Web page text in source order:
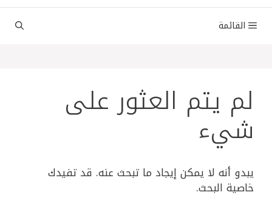
القائمة
لم يتم العثور على
شيء
يبدو أنه لا يمكن إيجاد ما تبحث عنه. قد تفيدك
خاصية البحث.